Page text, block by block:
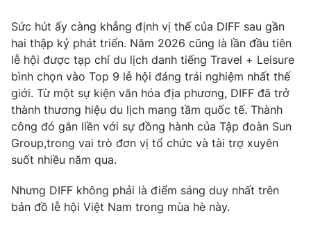
Giấy phép hoạt động báo in và báo điện tử số 483/GP-BTTTT
cấp ngày 29/12/2023
Tổng Biên tập:Vũ Thanh Thủy
Phó Tổng Biên tập:Nguyễn Thị Mỹ Hạnh, Phạm Quốc Thắng,
Nguyễn Trọng Ninh
Tổng đài VTV:024.38 355 931 - 024.38 355 932
Ðiện thoại Thời báo VTV:024.66 897 897
Email: toasoan@vtv.vn
Sức hút ấy càng khẳng định vị thế của DIFF sau gần
hai thập kỷ phát triển. Năm 2026 cũng là lần đầu tiên
lễ hội được tạp chí du lịch danh tiếng Travel + Leisure
bình chọn vào Top 9 lễ hội đáng trải nghiệm nhất thế
giới. Từ một sự kiện văn hóa địa phương, DIFF đã trở
thành thương hiệu du lịch mang tầm quốc tế. Thành
công đó gắn liền với sự đồng hành của Tập đoàn Sun
Group,trong vai trò đơn vị tổ chức và tài trợ xuyên
suốt nhiều năm qua.
Nhưng DIFF không phải là điểm sáng duy nhất trên
bản đồ lễ hội Việt Nam trong mùa hè này.